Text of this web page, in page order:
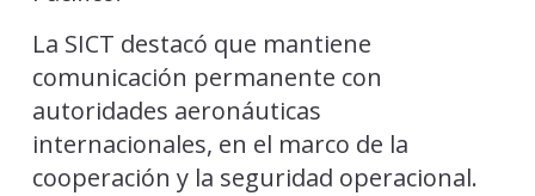
La SICT destacó que mantiene
comunicación permanente con
autoridades aeronáuticas
internacionales, en el marco de la
cooperación y la seguridad operacional.